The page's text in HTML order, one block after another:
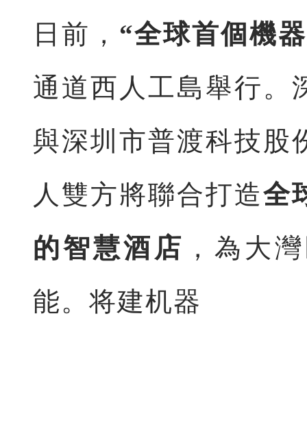
日前， “全球首個機
通道西人工島舉行。
與深圳市普渡科技股
人雙方將聯合打造全
的智慧酒店 ，為大
能。将建机器